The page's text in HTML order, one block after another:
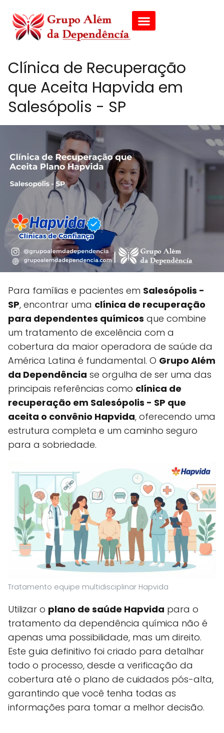
Clínica de Recuperação
que Aceita Hapvida em
Salesópolis - SP
Para famílias e pacientes em Salesópolis -
SP, encontrar uma clínica de recuperação
para dependentes químicos que combine
um tratamento de excelência com a
cobertura da maior operadora de saúde da
América Latina é fundamental. O Grupo Além
da Dependência se orgulha de ser uma das
principais referências como clínica de
recuperação em Salesópolis - SP que
aceita o convênio Hapvida, oferecendo uma
estrutura completa e um caminho seguro
para a sobriedade.
Tratamento equipe multidisciplinar Hapvida
Utilizar o plano de saúde Hapvida para o
tratamento da dependência química não é
apenas uma possibilidade, mas um direito.
Este guia definitivo foi criado para detalhar
todo o processo, desde a verificação da
cobertura até o plano de cuidados pós-alta,
garantindo que você tenha todas as
informações para tomar a melhor decisão.